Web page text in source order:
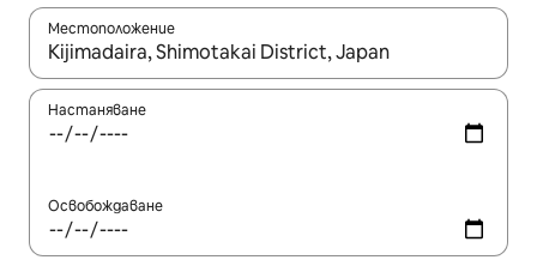
Местоположение
Когато резултатите се покажат, използвайте
Настаняване
Освобождаване